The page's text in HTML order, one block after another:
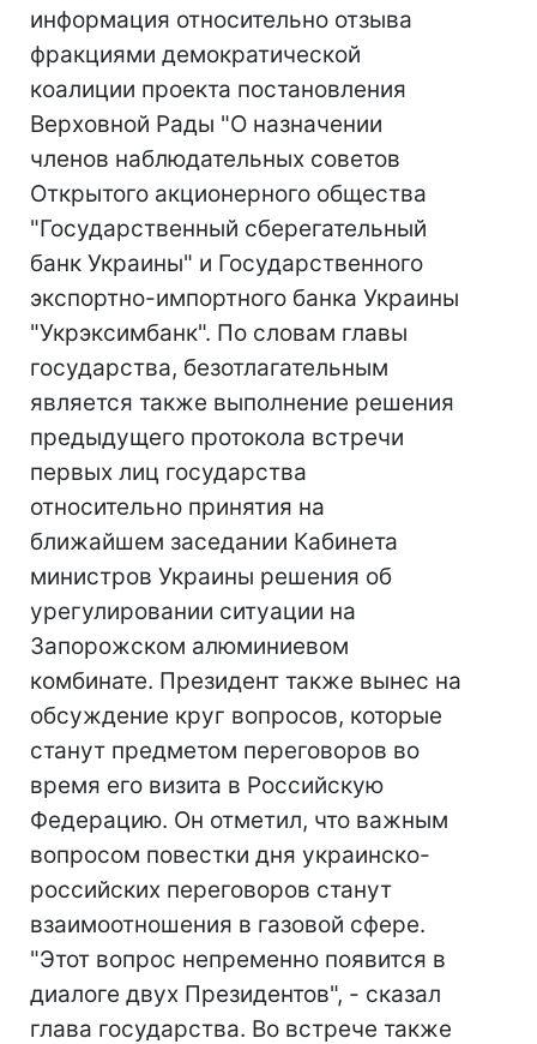
информация относительно отзыва
фракциями демократической
коалиции проекта постановления
Верховной Рады "О назначении
членов наблюдательных советов
Открытого акционерного общества
"Государственный сберегательный
банк Украины" и Государственного
экспортно-импортного банка Украины
"Укрэксимбанк". По словам главы
государства, безотлагательным
является также выполнение решения
предыдущего протокола встречи
первых лиц государства
относительно принятия на
ближайшем заседании Кабинета
министров Украины решения об
урегулировании ситуации на
Запорожском алюминиевом
комбинате. Президент также вынес на
обсуждение круг вопросов, которые
станут предметом переговоров во
время его визита в Российскую
Федерацию. Он отметил, что важным
вопросом повестки дня украинско-
российских переговоров станут
взаимоотношения в газовой сфере.
"Этот вопрос непременно появится в
диалоге двух Президентов", - сказал
глава государства. Во встрече также